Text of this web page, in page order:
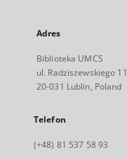
Adres
Biblioteka UMCS
ul. Radziszewskiego 11
20-031 Lublin, Poland
Telefon
(+48) 81 537 58 93